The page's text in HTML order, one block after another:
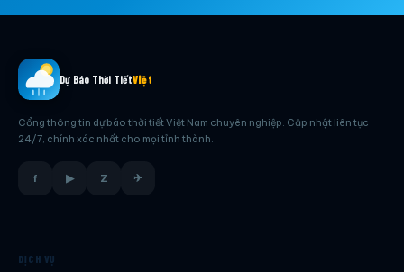
Dự Báo Thời TiếtViệt
Cổng thông tin dự báo thời tiết Việt Nam chuyên nghiệp. Cập nhật liên tục
24/7, chính xác nhất cho mọi tỉnh thành.
f ▶ Z ✈
DỊCH VỤ